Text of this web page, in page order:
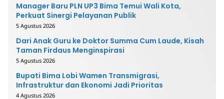
Manager Baru PLN UP3 Bima Temui Wali Kota,
Perkuat Sinergi Pelayanan Publik
5 Agustus 2026
Dari Anak Guru ke Doktor Summa Cum Laude, Kisah
Taman Firdaus Menginspirasi
5 Agustus 2026
Bupati Bima Lobi Wamen Transmigrasi,
Infrastruktur dan Ekonomi Jadi Prioritas
4 Agustus 2026